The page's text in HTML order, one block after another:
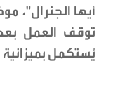
أيها الجنرال"،
توقف العمل
يُستكمل